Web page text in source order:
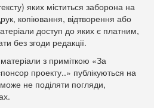
яких міститься заборона на
копіювання, відтворення або
доступ до яких є платним,
без згоди редакції.
з приміткою «За
проекту..» публікуються на
не поділяти погляди,